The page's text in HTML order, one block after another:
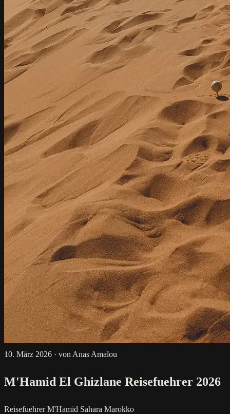
10. März 2026 · von Anas Amalou
M'Hamid El Ghizlane Reisefuehrer 2026
ReisefuehrerM'Hamid Sahara Marokko